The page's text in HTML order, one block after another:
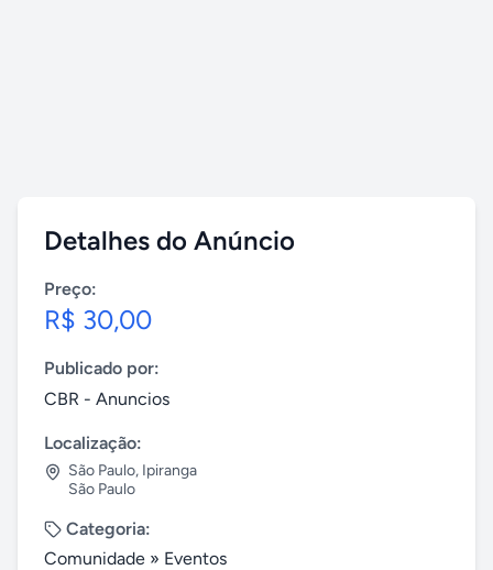
Detalhes do Anúncio
Preço:
R$ 30,00
Publicado por:
CBR - Anuncios
Localização:
São Paulo, Ipiranga
São Paulo
Categoria:
Comunidade » Eventos